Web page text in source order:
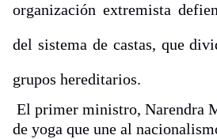
organización extremista
del sistema de castas, que
grupos hereditarios.
El primer ministro, Narendra
de yoga que une al